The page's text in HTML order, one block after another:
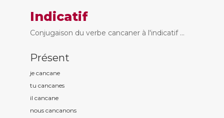
Indicatif
Conjugaison du verbe cancaner à l'indicatif ...
Présent
je cancane
tu cancanes
il cancane
nous cancanons